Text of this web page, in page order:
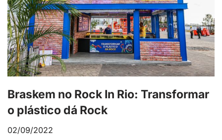
Braskem no Rock In Rio: Transformar
o plástico dá Rock
02/09/2022